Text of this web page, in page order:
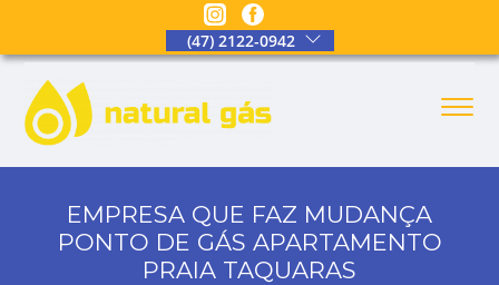
(47) 2122-0942
EMPRESA QUE FAZ MUDANÇA
PONTO DE GÁS APARTAMENTO
PRAIA TAQUARAS